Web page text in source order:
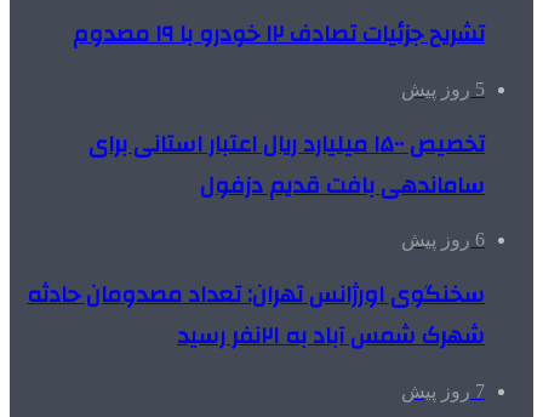
تشریح جزئیات تصادف ۱۲ خودرو با ۱۹ مصدوم
5 روز پیش
تخصیص ۱۵۰۰ میلیارد ریال اعتبار استانی برای
ساماندهی بافت قدیم دزفول
6 روز پیش
سخنگوی اورژانس تهران: تعداد مصدومان حادثه
شهرک شمس آباد به ۲۱نفر رسید
7 روز پیش